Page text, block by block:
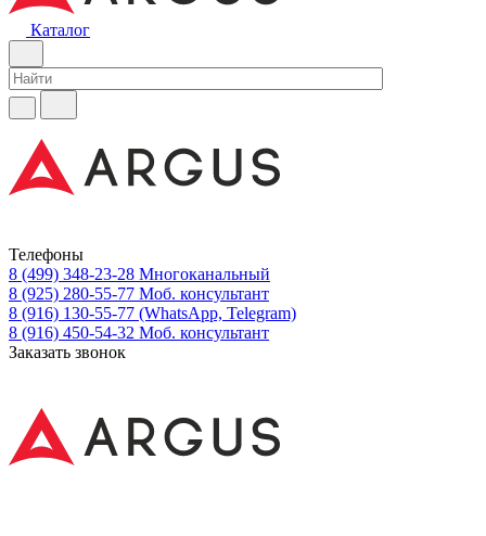
Каталог
Телефоны
8 (499) 348-23-28 Многоканальный
8 (925) 280-55-77 Моб. консультант
8 (916) 130-55-77 (WhatsApp, Telegram)
8 (916) 450-54-32 Моб. консультант
Заказать звонок